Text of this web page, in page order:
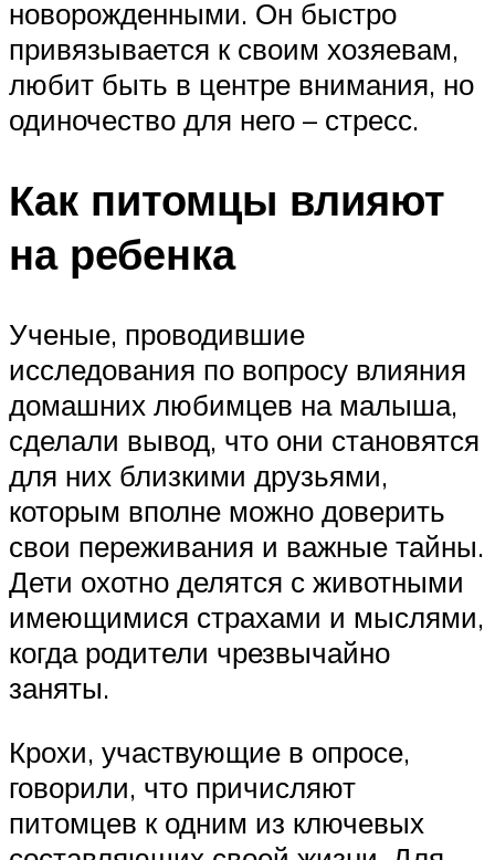
новорожденными. Он быстро
привязывается к своим хозяевам,
любит быть в центре внимания, но
одиночество для него – стресс.
Как питомцы влияют
на ребенка
Ученые, проводившие
исследования по вопросу влияния
домашних любимцев на малыша,
сделали вывод, что они становятся
для них близкими друзьями,
которым вполне можно доверить
свои переживания и важные тайны.
Дети охотно делятся с животными
имеющимися страхами и мыслями,
когда родители чрезвычайно
заняты.
Крохи, участвующие в опросе,
говорили, что причисляют
питомцев к одним из ключевых